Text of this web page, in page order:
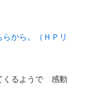
から。（ＨＰリ
くるようで 感動